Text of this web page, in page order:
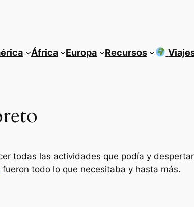
África Europa Recursos
todas las actividades que podía y
fueron todo lo que necesitaba y hasta más.